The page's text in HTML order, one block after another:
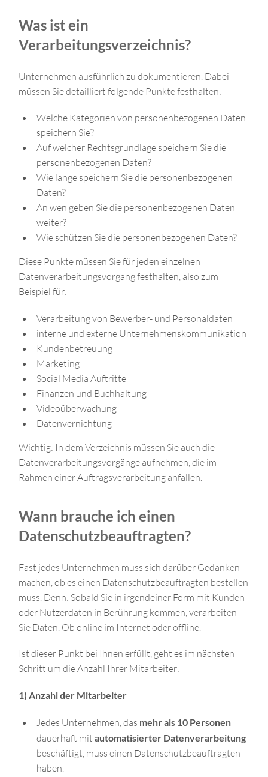
Was ist ein
Verarbeitungsverzeichnis?
Unternehmen ausführlich zu dokumentieren. Dabei
müssen Sie detailliert folgende Punkte festhalten:
Welche Kategorien von personenbezogenen Daten
speichern Sie?
Auf welcher Rechtsgrundlage speichern Sie die
personenbezogenen Daten?
Wie lange speichern Sie die personenbezogenen
Daten?
An wen geben Sie die personenbezogenen Daten
weiter?
Wie schützen Sie die personenbezogenen Daten?
Diese Punkte müssen Sie für jeden einzelnen
Datenverarbeitungsvorgang festhalten, also zum
Beispiel für:
Verarbeitung von Bewerber- und Personaldaten
interne und externe Unternehmenskommunikation
Kundenbetreuung
Marketing
Social Media Auftritte
Finanzen und Buchhaltung
Videoüberwachung
Datenvernichtung
Wichtig: In dem Verzeichnis müssen Sie auch die
Datenverarbeitungsvorgänge aufnehmen, die im
Rahmen einer Auftragsverarbeitung anfallen.
Wann brauche ich einen
Datenschutzbeauftragten?
Fast jedes Unternehmen muss sich darüber Gedanken
machen, ob es einen Datenschutzbeauftragten bestellen
muss. Denn: Sobald Sie in irgendeiner Form mit Kunden-
oder Nutzerdaten in Berührung kommen, verarbeiten
Sie Daten. Ob online im Internet oder offline.
Ist dieser Punkt bei Ihnen erfüllt, geht es im nächsten
Schritt um die Anzahl Ihrer Mitarbeiter:
1) Anzahl der Mitarbeiter
Jedes Unternehmen, das mehr als 10 Personen
dauerhaft mit automatisierter Datenverarbeitung
beschäftigt, muss einen Datenschutzbeauftragten
haben.